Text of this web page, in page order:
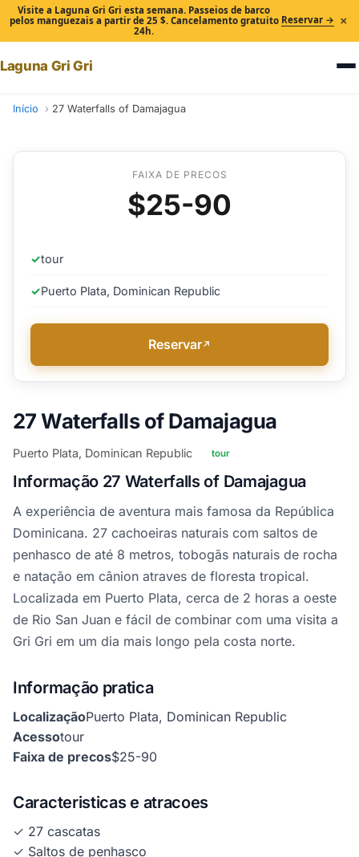
Visite a Laguna Gri Gri esta semana. Passeios de barco
pelos manguezais a partir de 25 $. Cancelamento gratuito
24h.
Reservar → ×
Laguna Gri Gri
Início 27 Waterfalls of Damajagua
27 Waterfalls of Damajagua
Puerto Plata, Dominican Republic tour
Informação 27 Waterfalls of Damajagua
A experiência de aventura mais famosa da República
Dominicana. 27 cachoeiras naturais com saltos de
penhasco de até 8 metros, tobogãs naturais de rocha
e natação em cânion atraves de floresta tropical.
Localizada em Puerto Plata, cerca de 2 horas a oeste
de Rio San Juan e fácil de combinar com uma visita a
Gri Gri em um dia mais longo pela costa norte.
Informação pratica
LocalizaçãoPuerto Plata, Dominican Republic
Acessotour
Faixa de precos$25-90
Caracteristicas e atracoes
✓ 27 cascatas
✓ Saltos de penhasco
FAIXA DE PRECOS
$25-90
✓tour
✓Puerto Plata, Dominican Republic
Reservar↗